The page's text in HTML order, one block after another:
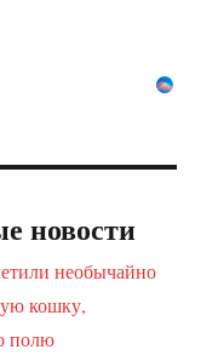
новости
необычайно
кошку,
полю